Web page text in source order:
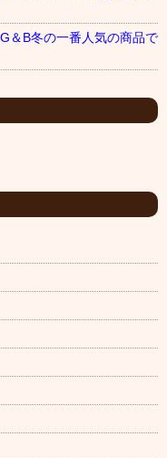
＆B冬の一番人気の商品で